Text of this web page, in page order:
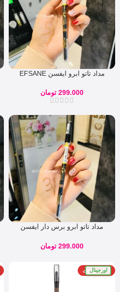
مداد تاتو ابرو ایفسن EFSANE
299.000 تومان
مداد تاتو ابرو برس دار ایفسن
299.000 تومان
اورجینال
اتمام موجودی